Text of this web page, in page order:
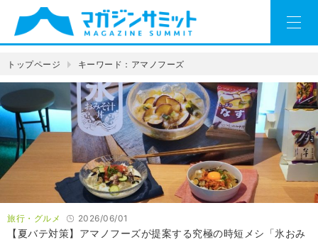
トップページ キーワード：アマノフーズ
旅行・グルメ 2026/06/01
【夏バテ対策】アマノフーズが提案する究極の時短メシ「氷おみ